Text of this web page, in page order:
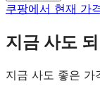
쿠팡에서 현재 가
지금 사도
지금 사도 좋은 가